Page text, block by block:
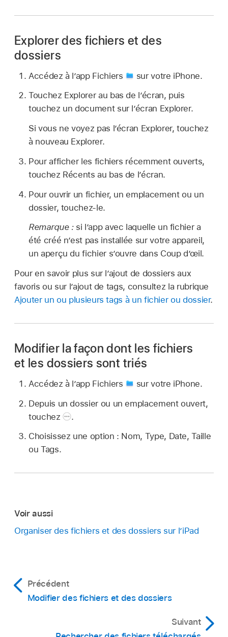
Explorer des fichiers et des
dossiers
Accédez à l’app Fichiers
sur votre iPhone.
Touchez Explorer au bas de l’écran, puis
touchez un document sur l’écran Explorer.
Si vous ne voyez pas l’écran Explorer, touchez
à nouveau Explorer.
Pour afficher les fichiers récemment ouverts,
touchez Récents au bas de l’écran.
Pour ouvrir un fichier, un emplacement ou un
dossier, touchez-le.
Remarque : si l’app avec laquelle un fichier a
été créé n’est pas installée sur votre appareil,
un aperçu du fichier s’ouvre dans Coup d’œil.
Pour en savoir plus sur l’ajout de dossiers aux
favoris ou sur l’ajout de tags, consultez la rubrique
Ajouter un ou plusieurs tags à un fichier ou dossier.
Modifier la façon dont les fichiers
et les dossiers sont triés
Accédez à l’app Fichiers
sur votre iPhone.
Depuis un dossier ou un emplacement ouvert,
touchez
.
Choisissez une option : Nom, Type, Date, Taille
ou Tags.
Voir aussi
Organiser des fichiers et des dossiers sur l’iPad
Précédent
Modifier des fichiers et des dossiers
Suivant